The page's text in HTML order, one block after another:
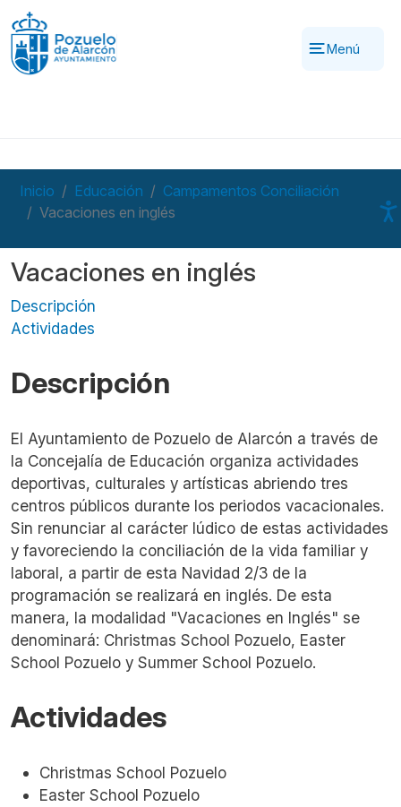
Pasar al contenido principal
Menú
Inicio Educación
Campamentos Conciliación
Vacaciones en inglés
Vacaciones en inglés
Descripción
Actividades
Descripción
El Ayuntamiento de Pozuelo de Alarcón a través de
la Concejalía de Educación organiza actividades
deportivas, culturales y artísticas abriendo tres
centros públicos durante los periodos vacacionales.
Sin renunciar al carácter lúdico de estas actividades
y favoreciendo la conciliación de la vida familiar y
laboral, a partir de esta Navidad 2/3 de la
programación se realizará en inglés. De esta
manera, la modalidad "Vacaciones en Inglés" se
denominará: Christmas School Pozuelo, Easter
School Pozuelo y Summer School Pozuelo.
Actividades
Christmas School Pozuelo
Easter School Pozuelo